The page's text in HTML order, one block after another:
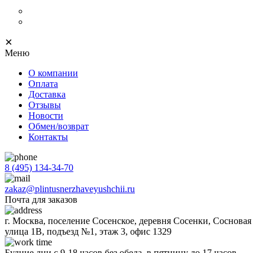
✕
Меню
О компании
Оплата
Доставка
Отзывы
Новости
Обмен/возврат
Контакты
8 (495) 134-34-70
zakaz@plintusnerzhaveyushchii.ru
Почта для заказов
г. Москва, поселение Сосенское, деревня Сосенки, Сосновая
улица 1В, подъезд №1, этаж 3, офис 1329